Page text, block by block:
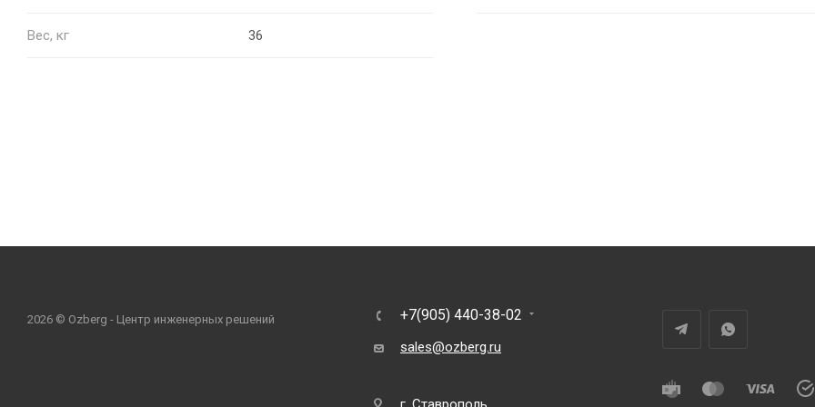
Вес, кг 36
2026 © Ozberg - Центр инженерных решений +7(905) 440-38-02
sales@ozberg.ru